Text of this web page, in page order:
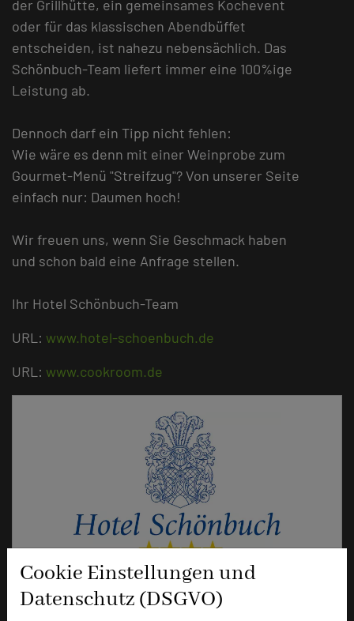
Cookie Einstellungen und
Datenschutz (DSGVO)
der Grillhütte, ein gemeinsames Kochevent
oder für das klassischen Abendbüffet
entscheiden, ist nahezu nebensächlich. Das
Schönbuch-Team liefert immer eine 100%ige
Leistung ab.
Dennoch darf ein Tipp nicht fehlen:
Wie wäre es denn mit einer Weinprobe zum
Gourmet-Menü "Streifzug"? Von unserer Seite
einfach nur: Daumen hoch!
Wir freuen uns, wenn Sie Geschmack haben
und schon bald eine Anfrage stellen.
Ihr Hotel Schönbuch-Team
URL: www.hotel-schoenbuch.de
URL: www.cookroom.de
Hotel Schönbuch
Lichtensteinstr. 45